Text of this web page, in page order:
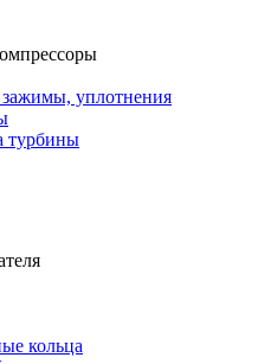
уплотнения
турбины
кольца